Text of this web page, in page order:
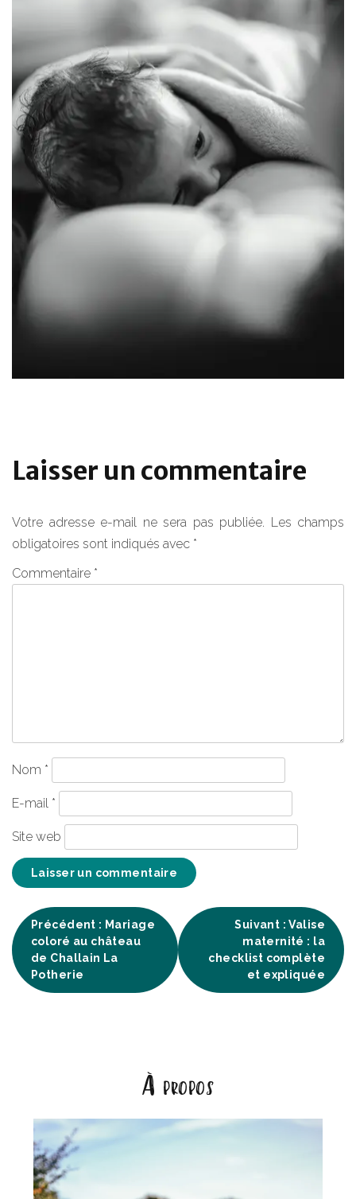
Laisser un commentaire
Votre adresse e-mail ne sera pas publiée.
Les champs
obligatoires sont indiqués avec *
Commentaire *
Nom *
E-mail *
Site web
Navigation
de
Précédent : Mariage
coloré au château
de Challain La
Potherie
Suivant : Valise
maternité : la
checklist complète
et expliquée
À propos